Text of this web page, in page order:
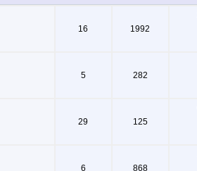
16 1992
5 282
29 125
6 868